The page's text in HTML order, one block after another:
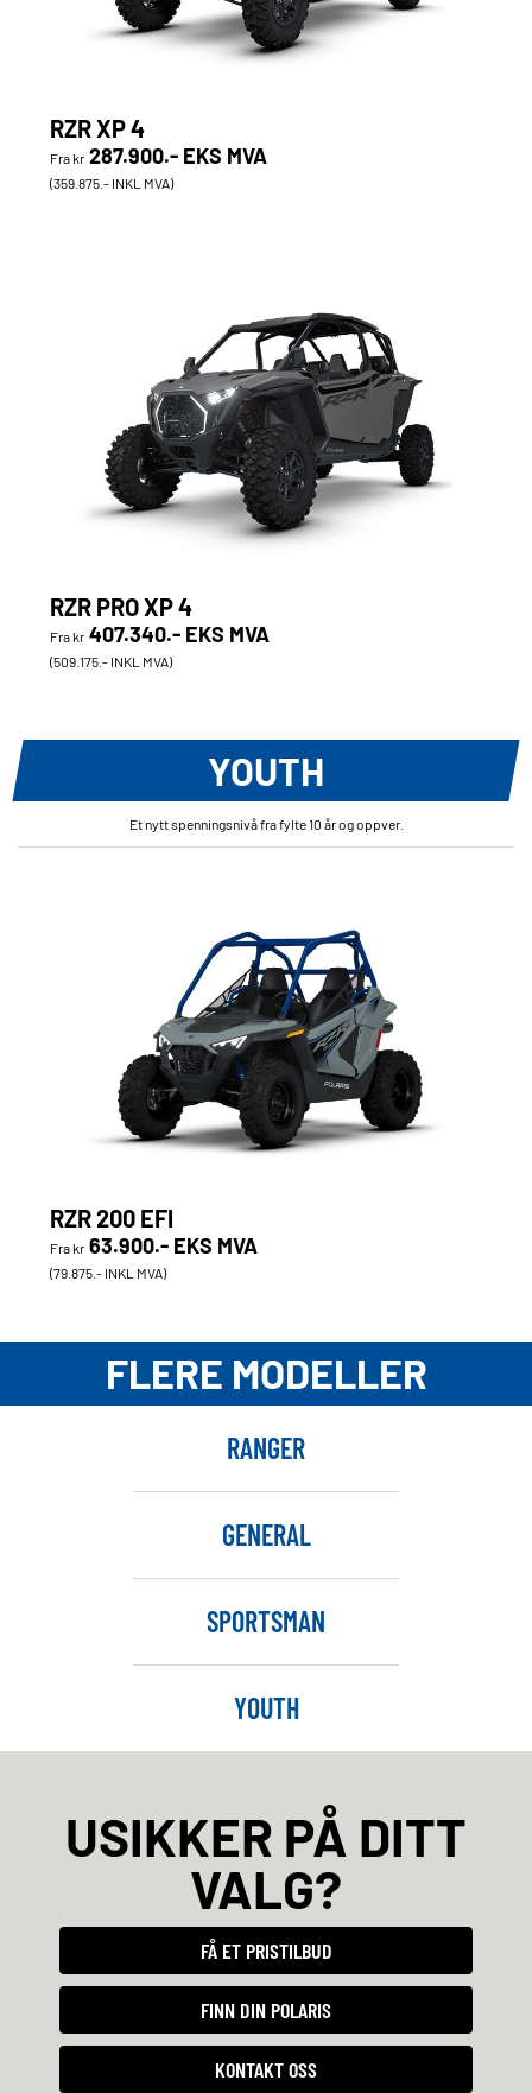
RZR XP 4
Fra kr 287.900.- EKS MVA
(359.875.- INKL MVA)
RZR PRO XP 4
Fra kr 407.340.- EKS MVA
(509.175.- INKL MVA)
YOUTH
Et nytt spenningsnivå fra fylte 10 år og oppver.
RZR 200 EFI
Fra kr 63.900.- EKS MVA
(79.875.- INKL MVA)
FLERE MODELLER
RANGER
GENERAL
SPORTSMAN
YOUTH
USIKKER PÅ DITT
VALG?
FÅ ET PRISTILBUD
FINN DIN POLARIS
KONTAKT OSS